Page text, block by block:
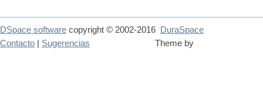
DSpace software copyright © 2002-2016
DuraSpace
Theme by
Contacto Sugerencias